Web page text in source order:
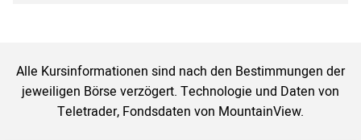
Alle Kursinformationen sind nach den Bestimmungen der
jeweiligen Börse verzögert. Technologie und Daten von
Teletrader, Fondsdaten von MountainView.